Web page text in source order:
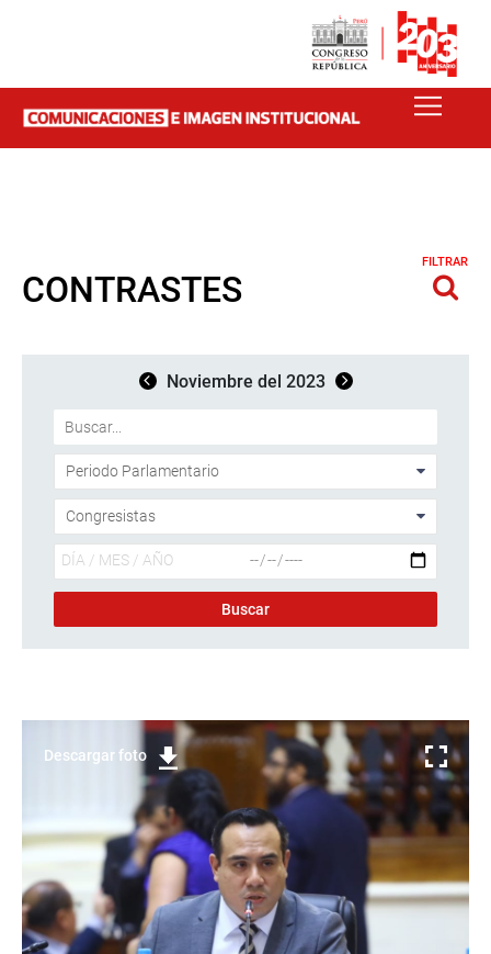
CONTRASTES
FILTRAR
Noviembre del 2023
Descargar foto